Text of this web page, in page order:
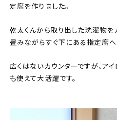
定席を作りました。
乾太くんから取り出した洗濯物を
畳みながらすぐ下にある指定席へ
広くはないカウンターですが、ア
も使えて大活躍です。